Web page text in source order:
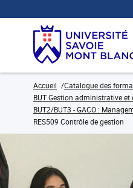
Accueil Catalogue des
BUT Gestion administrative
BUT2/BUT3 - GACO :
RES509 Contrôle de gestion